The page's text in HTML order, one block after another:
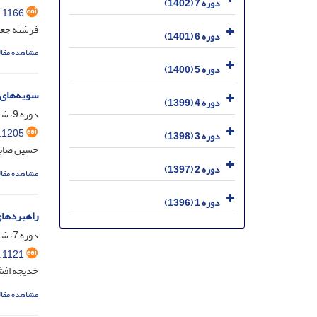
فرشته
مشاهده
دوره 9، شماره 1، فروردین 1404، صفحه
حسین
مشاهده
دوره 7، شماره 1، شهریور 1402، صفحه
خدیجه
مشاهده
دوره 6 (1401)
دوره 5 (1400)
دوره 4 (1399)
دوره 3 (1398)
دوره 2 (1397)
دوره 1 (1396)